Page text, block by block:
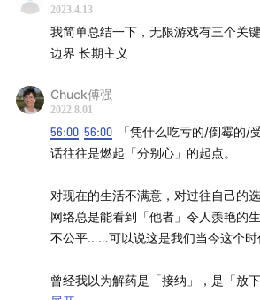
关于「有知有行」
式学习投资，下场实操。凭借在投资
知有行在初创阶段已与一大批忠实用户
望成为一家财富管理公司，不仅帮助
载有知有行 App
你可以在这些渠道找到有知有行出品
有知有行、小宇宙、喜马拉雅、QQ音
2023.4.13
我简单总结一下，无限游戏有三个关
边界 长期主义
Chuck傅强
2022.8.01
56:00 56:00
「凭什么吃亏的/倒霉的/
话往往是燃起「分别心」的起点。
对现在的生活不满意，对过往自己的
网络总是能看到「他者」令人羡艳的
不公平……可以说这是我们当今这个时
曾经我以为解药是「接纳」，是「放下